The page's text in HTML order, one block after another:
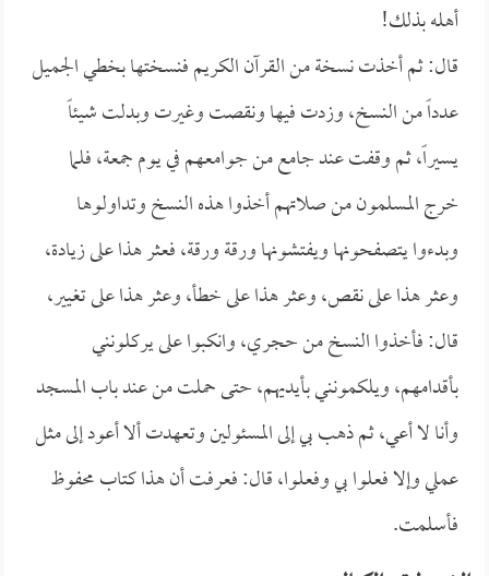
أهله بذلك!
قال: ثم أخذت نسخة من القرآن الكريم فنسختها بخطي الجميل
عدداً من النسخ، وزدت فيها ونقصت وغيرت وبدلت شيئاً
يسيراً، ثم وقفت عند جامع من جوامعهم في يوم جمعة، فلما
خرج المسلمون من صلاتهم أخذوا هذه النسخ وتداولوها
وبدءوا يتصفحونها ويفتشونها ورقة ورقة، فعثر هذا على زيادة،
وعثر هذا على نقص، وعثر هذا على خطأ، وعثر هذا على تغيير،
قال: فأخذوا النسخ من حجري، وانكبوا على يركلونني
بأقدامهم، ويلكمونني بأيديهم، حتى حملت من عند باب المسجد
وأنا لا أعي، ثم ذهب بي إلى المسئولين وتعهدت ألا أعود إلى مثل
عملي وإلا فعلوا بي وفعلوا، قال: فعرفت أن هذا كتاب محفوظ
فأسلمت.